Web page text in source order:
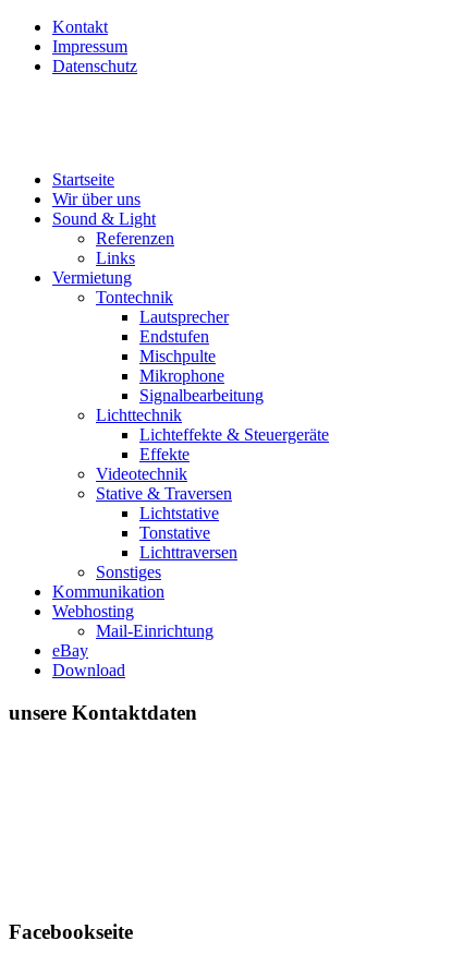
Kontakt
Impressum
Datenschutz
Startseite
Wir über uns
Sound & Light
Referenzen
Links
Vermietung
Tontechnik
Lautsprecher
Endstufen
Mischpulte
Mikrophone
Signalbearbeitung
Lichttechnik
Lichteffekte & Steuergeräte
Effekte
Videotechnik
Stative & Traversen
Lichtstative
Tonstative
Lichttraversen
Sonstiges
Kommunikation
Webhosting
Mail-Einrichtung
eBay
Download
unsere Kontaktdaten
Facebookseite